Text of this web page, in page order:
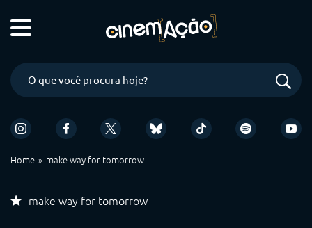
Home make way for tomorrow
make way for tomorrow